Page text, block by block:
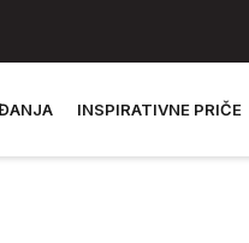
INSPIRATIVNE PRIČE